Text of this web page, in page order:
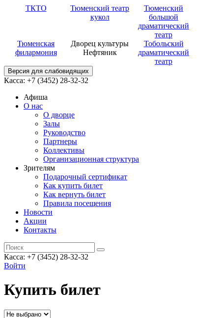
ТКТО
Тюменский театр
кукол
Тюменский
большой
драматический
театр
Тюменская
филармония
Дворец культуры
Нефтяник
Тобольский
драматический
театр
Версия для слабовидящих
Касса: +7 (3452) 28-32-32
Афиша
О нас
О дворце
Залы
Руководство
Партнеры
Коллективы
Организационная структура
Зрителям
Подарочный сертификат
Как купить билет
Как вернуть билет
Правила посещения
Новости
Акции
Контакты
Касса: +7 (3452) 28-32-32
Войти
Купить билет